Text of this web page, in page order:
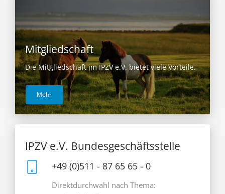
Mitgliedschaft
Die Mitgliedschaft im IPZV e.V. bietet viele Vorteile.
Mehr
IPZV e.V. Bundesgeschäftsstelle
+49 (0)511 - 87 65 65 - 0
Direktdurchwahl nach Thema: